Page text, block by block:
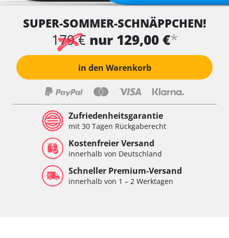
SUPER-SOMMER-SCHNÄPPCHEN!
179 € nur 129,00 €*
in den Warenkorb
Zufriedenheitsgarantie
mit 30 Tagen Rückgaberecht
Kostenfreier Versand
innerhalb von Deutschland
Schneller Premium-Versand
innerhalb von 1 – 2 Werktagen